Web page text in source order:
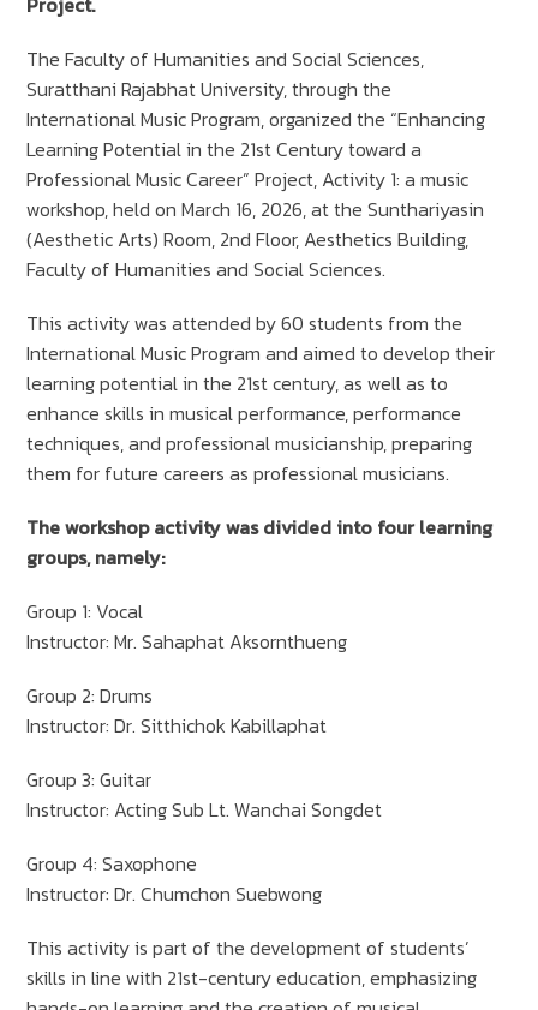
The Faculty of Humanities and Social Sciences,
Suratthani Rajabhat University, through the
International Music Program, organized the “Enhancing
Learning Potential in the 21st Century toward a
Professional Music Career” Project, Activity 1: a music
workshop, held on March 16, 2026, at the Sunthariyasin
(Aesthetic Arts) Room, 2nd Floor, Aesthetics Building,
Faculty of Humanities and Social Sciences.
This activity was attended by 60 students from the
International Music Program and aimed to develop their
learning potential in the 21st century, as well as to
enhance skills in musical performance, performance
techniques, and professional musicianship, preparing
them for future careers as professional musicians.
The workshop activity was divided into four learning
groups, namely:
Group 1: Vocal
Instructor: Mr. Sahaphat Aksornthueng
Group 2: Drums
Instructor: Dr. Sitthichok Kabillaphat
Group 3: Guitar
Instructor: Acting Sub Lt. Wanchai Songdet
Group 4: Saxophone
Instructor: Dr. Chumchon Suebwong
This activity is part of the development of students’
skills in line with 21st-century education, emphasizing